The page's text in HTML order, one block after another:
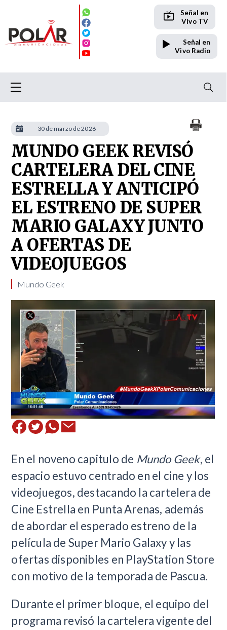
Señal en
Vivo TV
Señal en
Vivo Radio
MUNDO GEEK REVISÓ
CARTELERA DEL CINE
ESTRELLA Y ANTICIPÓ
EL ESTRENO DE SUPER
MARIO GALAXY JUNTO
A OFERTAS DE
VIDEOJUEGOS
Mundo Geek
En el noveno capitulo de Mundo Geek, el
espacio estuvo centrado en el cine y los
videojuegos, destacando la cartelera de
Cine Estrella en Punta Arenas, además
de abordar el esperado estreno de la
película de Super Mario Galaxy y las
ofertas disponibles en PlayStation Store
con motivo de la temporada de Pascua.
Durante el primer bloque, el equipo del
programa revisó la cartelera vigente del
30 de marzo de 2026